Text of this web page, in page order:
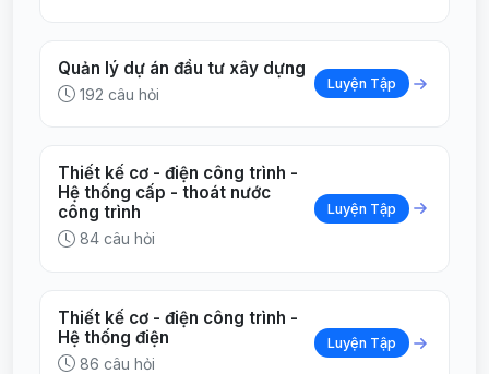
Quản lý dự án đầu tư xây dựng
192 câu hỏi
Luyện Tập
Thiết kế cơ - điện công trình -
Hệ thống cấp - thoát nước
công trình
84 câu hỏi
Luyện Tập
Thiết kế cơ - điện công trình -
Hệ thống điện
86 câu hỏi
Luyện Tập